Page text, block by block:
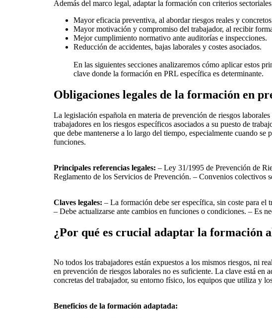
Además del marco legal, adaptar la formación con criterios
Mayor eficacia preventiva, al abordar riesgos reales y
Mayor motivación y compromiso del trabajador, al recibir
Mejor cumplimiento normativo ante auditorías e inspecciones.
Reducción de accidentes, bajas laborales y costes asociados.
En las siguientes secciones analizaremos cómo aplicar estos
clave donde la formación en PRL específica es determinante.
Obligaciones legales de la formación en
La legislación española en materia de prevención de riesgos
trabajadores en los riesgos específicos asociados a su puesto de
que debe mantenerse a lo largo del tiempo, especialmente cuando
funciones.
Principales referencias legales: – Ley 31/1995 de Prevención de
Reglamento de los Servicios de Prevención. – Convenios colectivos
Claves legales: – La formación debe ser específica, sin coste para el
– Debe actualizarse ante cambios en funciones o condiciones. – Es
¿Por qué es crucial adaptar la formación
No todos los trabajadores están expuestos a los mismos riesgos, ni
en prevención de riesgos laborales no es suficiente. La clave está en
concretas del trabajador, su entorno físico, los equipos que utiliza y
Beneficios de la formación adaptada: